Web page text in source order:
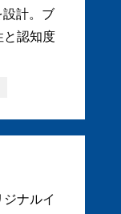
計。ブ
と認知度
ナルイ